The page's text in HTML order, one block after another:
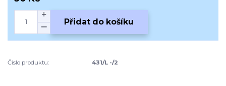
Přidat do košíku
Číslo produktu: 431/L -/2